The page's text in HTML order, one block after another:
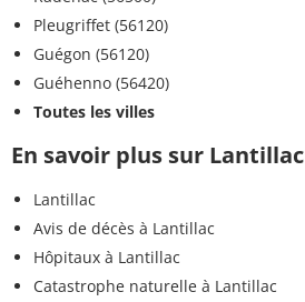
Pleugriffet (56120)
Guégon (56120)
Guéhenno (56420)
Toutes les villes
En savoir plus sur Lantillac
Lantillac
Avis de décès à Lantillac
Hôpitaux à Lantillac
Catastrophe naturelle à Lantillac